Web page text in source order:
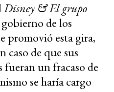
Disney & El grupo
de los
promovió esta gira,
caso de que sus
un fracaso de
se haría cargo